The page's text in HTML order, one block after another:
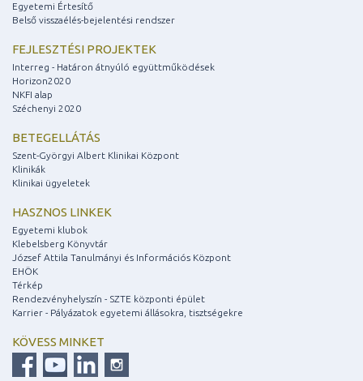
Egyetemi Értesítő
Belső visszaélés-bejelentési rendszer
FEJLESZTÉSI PROJEKTEK
Interreg - Határon átnyúló együttműködések
Horizon2020
NKFI alap
Széchenyi 2020
BETEGELLÁTÁS
Szent-Györgyi Albert Klinikai Központ
Klinikák
Klinikai ügyeletek
HASZNOS LINKEK
Egyetemi klubok
Klebelsberg Könyvtár
József Attila Tanulmányi és Információs Központ
EHÖK
Térkép
Rendezvényhelyszín - SZTE központi épület
Karrier - Pályázatok egyetemi állásokra, tisztségekre
KÖVESS MINKET